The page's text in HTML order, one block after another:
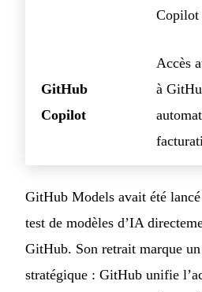
Copilot
GitHub
Copilot
Accès
à
GitHub Models avait été lancé
test de modèles d’IA
GitHub. Son retrait marque
stratégique : GitHub unifie